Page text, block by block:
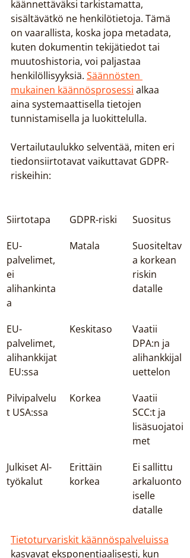
käännettäväksi tarkistamatta,
sisältävätkö ne henkilötietoja. Tämä
on vaarallista, koska jopa metadata,
kuten dokumentin tekijätiedot tai
muutoshistoria, voi paljastaa
henkilöllisyyksiä. Säännösten
mukainen käännösprosessi alkaa
aina systemaattisella tietojen
tunnistamisella ja luokittelulla.
Vertailutaulukko selventää, miten eri
tiedonsiirtotavat vaikuttavat GDPR-
riskeihin:
Siirtotapa GDPR-riski
Suositus
EU-
palvelimet,
ei
alihankinta
a
Matala
Suositeltav
a korkean
riskin
datalle
EU-
palvelimet,
alihankkijat
EU:ssa
Keskitaso
Vaatii
DPA:n ja
alihankkijal
uettelon
Pilvipalvelu
t USA:ssa
Korkea
Vaatii
SCC:t ja
lisäsuojatoi
met
Julkiset AI-
työkalut
Erittäin
korkea
Ei sallittu
arkaluonto
iselle
datalle
Tietoturvariskit käännöspalveluissa
kasvavat eksponentiaalisesti, kun